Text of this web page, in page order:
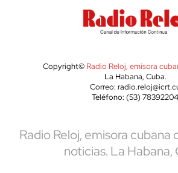
Copyright© Radio Reloj, emisora
La Habana, Cuba.
Correo:
Teléfono: (53) 78392204
Radio Reloj, emisora cubana
noticias. La Habana,